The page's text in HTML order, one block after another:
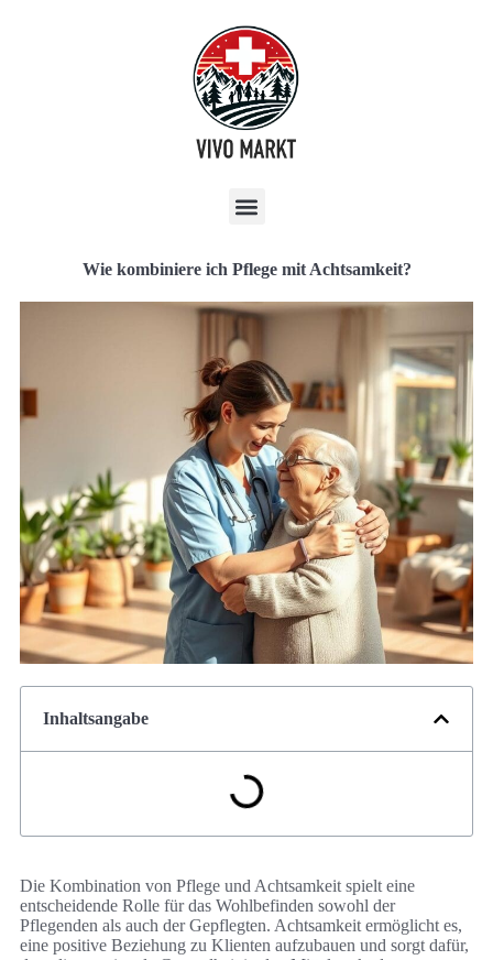
Wie kombiniere ich Pflege mit Achtsamkeit?
Inhaltsangabe
Die Kombination von Pflege und Achtsamkeit spielt eine
entscheidende Rolle für das Wohlbefinden sowohl der
Pflegenden als auch der Gepflegten. Achtsamkeit ermöglicht es,
eine positive Beziehung zu Klienten aufzubauen und sorgt dafür,